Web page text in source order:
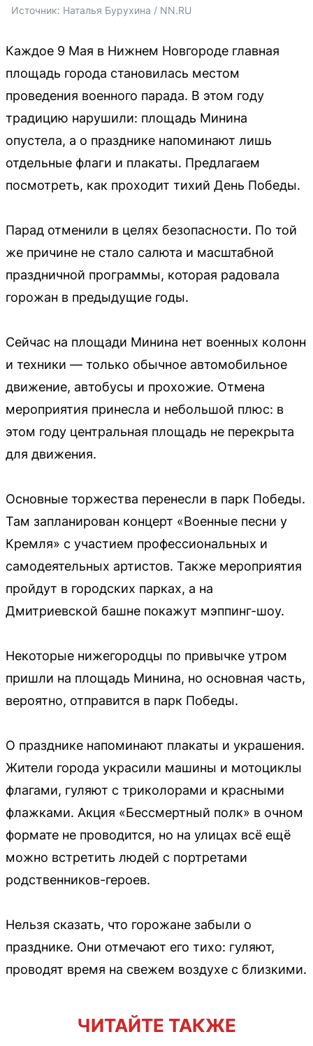
Источник: Наталья Бурухина / NN.RU
Каждое 9 Мая в Нижнем Новгороде главная
площадь города становилась местом
проведения военного парада. В этом году
традицию нарушили: площадь Минина
опустела, а о празднике напоминают лишь
отдельные флаги и плакаты. Предлагаем
посмотреть, как проходит тихий День Победы.
Парад отменили в целях безопасности. По той
же причине не стало салюта и масштабной
праздничной программы, которая радовала
горожан в предыдущие годы.
Сейчас на площади Минина нет военных колонн
и техники — только обычное автомобильное
движение, автобусы и прохожие. Отмена
мероприятия принесла и небольшой плюс: в
этом году центральная площадь не перекрыта
для движения.
Основные торжества перенесли в парк Победы.
Там запланирован концерт «Военные песни у
Кремля» с участием профессиональных и
самодеятельных артистов. Также мероприятия
пройдут в городских парках, а на
Дмитриевской башне покажут мэппинг-шоу.
Некоторые нижегородцы по привычке утром
пришли на площадь Минина, но основная часть,
вероятно, отправится в парк Победы.
О празднике напоминают плакаты и украшения.
Жители города украсили машины и мотоциклы
флагами, гуляют с триколорами и красными
флажками. Акция «Бессмертный полк» в очном
формате не проводится, но на улицах всё ещё
можно встретить людей с портретами
родственников-героев.
Нельзя сказать, что горожане забыли о
празднике. Они отмечают его тихо: гуляют,
проводят время на свежем воздухе с близкими.
ЧИТАЙТЕ ТАКЖЕ